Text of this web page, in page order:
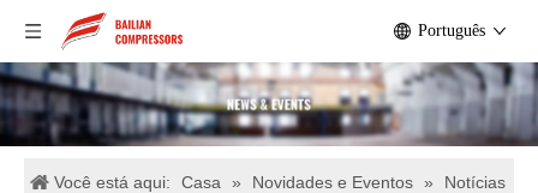
Português
Você está aqui: Casa » Novidades e Eventos »
Notícias